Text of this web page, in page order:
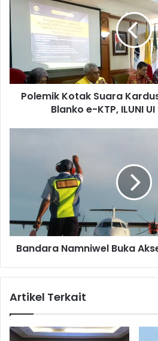
l
e
m
k
K
o
r
d
n
Polemik Kotak Suara
Blanko e-KTP, ILUNI
N
a
e
u
Bandara Namniwel Buka
Artikel Terkait